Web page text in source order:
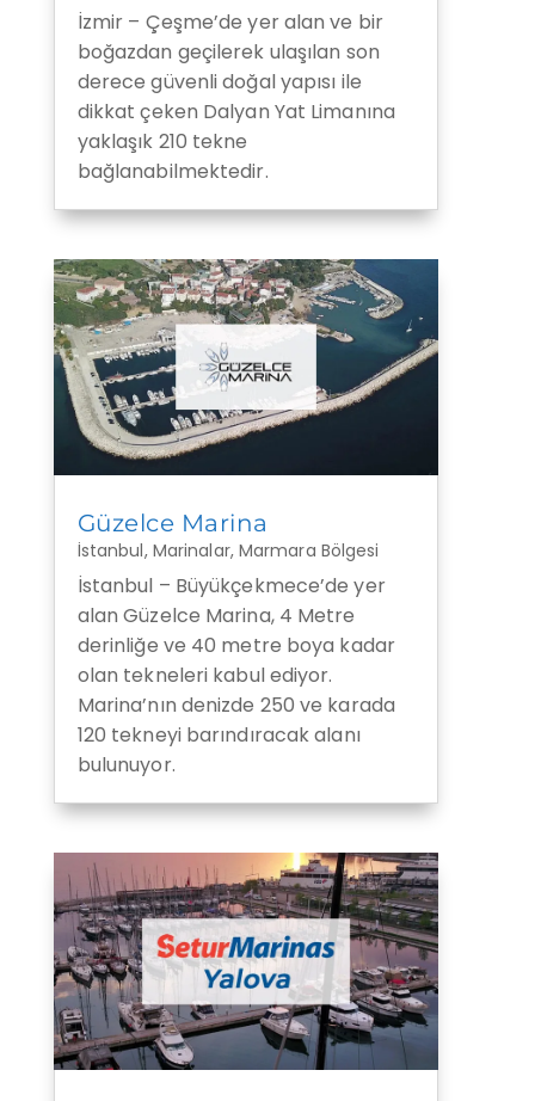
İzmir – Çeşme’de yer alan ve bir
boğazdan geçilerek ulaşılan son
derece güvenli doğal yapısı ile
dikkat çeken Dalyan Yat Limanına
yaklaşık 210 tekne
bağlanabilmektedir.
Güzelce Marina
İstanbul, Marinalar, Marmara Bölgesi
İstanbul – Büyükçekmece’de yer
alan Güzelce Marina, 4 Metre
derinliğe ve 40 metre boya kadar
olan tekneleri kabul ediyor.
Marina’nın denizde 250 ve karada
120 tekneyi barındıracak alanı
bulunuyor.